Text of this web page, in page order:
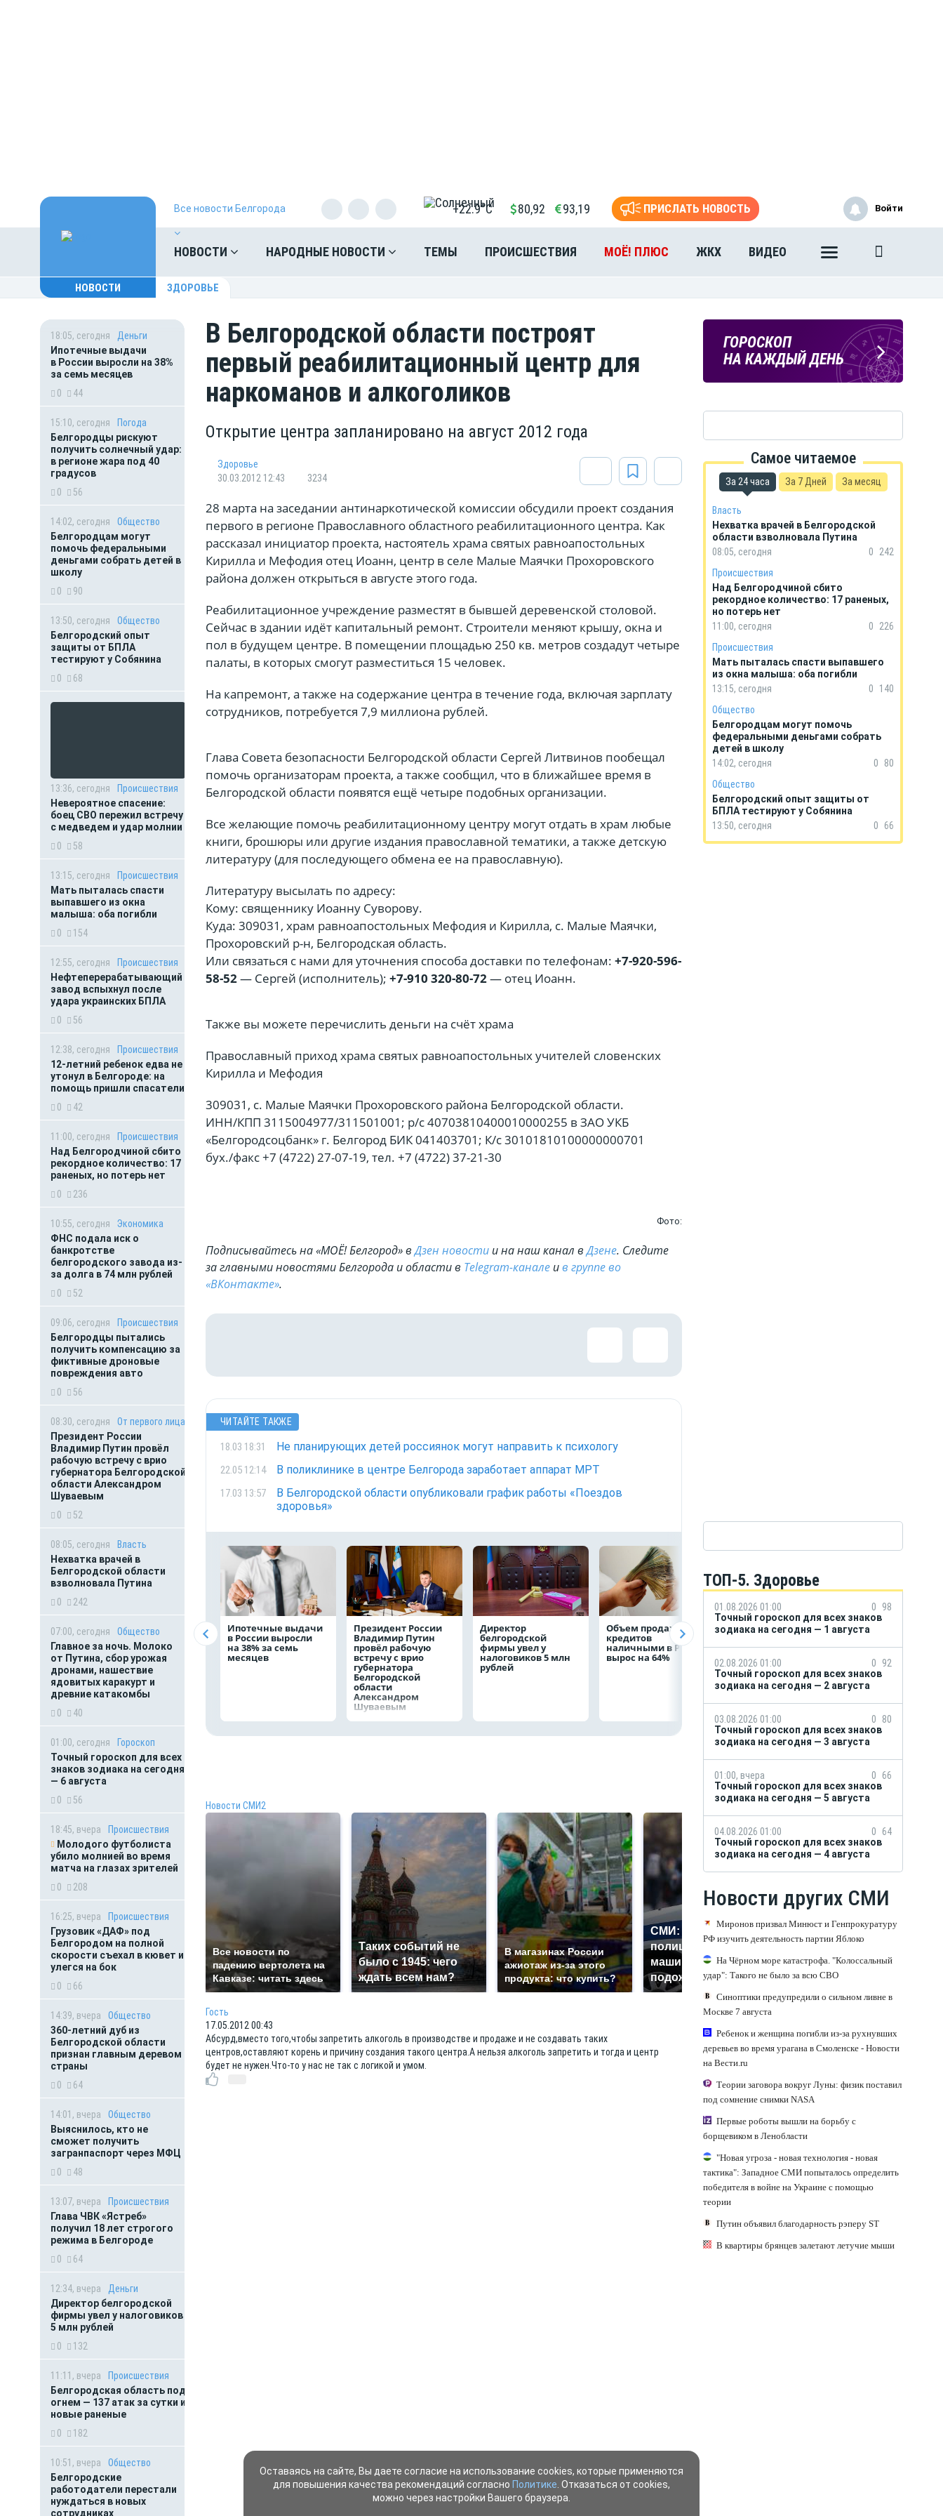
Все новости Белгорода +22.9°C 80,92 93,19 ПРИСЛАТЬ НОВОСТЬ
НОВОСТИ НАРОДНЫЕ НОВОСТИ ТЕМЫ ПРОИСШЕСТВИЯ МОЁ! ПЛЮС ЖКХ ВИДЕО
Войти
НОВОСТИ ЗДОРОВЬЕ
18:05, сегодня
Деньги
Ипотечные выдачи
в России выросли на 38%
за семь месяцев
0
44
15:10, сегодня
Погода
Белгородцы рискуют
получить солнечный удар:
в регионе жара под 40
градусов
0
56
14:02, сегодня
Общество
Белгородцам могут
помочь федеральными
деньгами собрать детей в
школу
0
90
13:50, сегодня
Общество
Белгородский опыт
защиты от БПЛА
тестируют у Собянина
0
68
13:36, сегодня
Происшествия
Невероятное спасение:
боец СВО пережил встречу
с медведем и удар молнии
0
58
13:15, сегодня
Происшествия
Мать пыталась спасти
выпавшего из окна
малыша: оба погибли
0
154
12:55, сегодня
Происшествия
Нефтеперерабатывающий
завод вспыхнул после
удара украинских БПЛА
0
56
12:38, сегодня
Происшествия
12-летний ребенок едва не
утонул в Белгороде: на
помощь пришли спасатели
0
42
11:00, сегодня
Происшествия
Над Белгородчиной сбито
рекордное количество: 17
раненых, но потерь нет
0
236
10:55, сегодня
Экономика
ФНС подала иск о
банкротстве
белгородского завода из-
за долга в 74 млн рублей
0
52
09:06, сегодня
Происшествия
Белгородцы пытались
получить компенсацию за
фиктивные дроновые
повреждения авто
0
56
08:30, сегодня
От первого лица
Президент России
Владимир Путин провёл
рабочую встречу с врио
губернатора Белгородской
области Александром
Шуваевым
0
52
08:05, сегодня
Власть
Нехватка врачей в
Белгородской области
взволновала Путина
0
242
07:00, сегодня
Общество
Главное за ночь. Молоко
от Путина, сбор урожая
дронами, нашествие
ядовитых каракурт и
древние катакомбы
0
40
01:00, сегодня
Гороскоп
Точный гороскоп для всех
знаков зодиака на сегодня
— 6 августа
0
56
18:45, вчера
Происшествия
Молодого футболиста
убило молнией во время
матча на глазах зрителей
0
208
16:25, вчера
Происшествия
Грузовик «ДАФ» под
Белгородом на полной
скорости съехал в кювет и
улегся на бок
0
66
14:39, вчера
Общество
360-летний дуб из
Белгородской области
признан главным деревом
страны
0
64
14:01, вчера
Общество
Выяснилось, кто не
сможет получить
загранпаспорт через МФЦ
0
48
13:07, вчера
Происшествия
Глава ЧВК «Ястреб»
получил 18 лет строгого
режима в Белгороде
0
64
12:34, вчера
Деньги
Директор белгородской
фирмы увел у налоговиков
5 млн рублей
0
132
11:11, вчера
Происшествия
Белгородская область под
огнем — 137 атак за сутки и
новые раненые
0
182
10:51, вчера
Общество
Белгородские
работодатели перестали
нуждаться в новых
сотрудниках
В Белгородской области построят
первый реабилитационный центр для
наркоманов и алкоголиков
Открытие центра запланировано на август 2012 года
Здоровье
30.03.2012 12:43
3234
28 марта на заседании антинаркотической комиссии обсудили проект создания
первого в регионе Православного областного реабилитационного центра. Как
рассказал инициатор проекта, настоятель храма святых равноапостольных
Кирилла и Мефодия отец Иоанн, центр в селе Малые Маячки Прохоровского
района должен открыться в августе этого года.
Реабилитационное учреждение разместят в бывшей деревенской столовой.
Сейчас в здании идёт капитальный ремонт. Строители меняют крышу, окна и
пол в будущем центре. В помещении площадью 250 кв. метров создадут четыре
палаты, в которых смогут разместиться 15 человек.
На капремонт, а также на содержание центра в течение года, включая зарплату
сотрудников, потребуется 7,9 миллиона рублей.
Глава Совета безопасности Белгородской области Сергей Литвинов пообещал
помочь организаторам проекта, а также сообщил, что в ближайшее время в
Белгородской области появятся ещё четыре подобных организации.
Все желающие помочь реабилитационному центру могут отдать в храм любые
книги, брошюры или другие издания православной тематики, а также детскую
литературу (для последующего обмена ее на православную).
Литературу высылать по адресу:
Кому: священнику Иоанну Суворову.
Куда: 309031, храм равноапостольных Мефодия и Кирилла, с. Малые Маячки,
Прохоровский р-н, Белгородская область.
Или связаться с нами для уточнения способа доставки по телефонам: +7-920-596-
58-52— Сергей (исполнитель); +7-910 320-80-72— отец Иоанн.
Также вы можете перечислить деньги на счёт храма
Православный приход храма святых равноапостольных учителей словенских
Кирилла и Мефодия
309031, с. Малые Маячки Прохоровского района Белгородской области.
ИНН/КПП 3115004977/311501001; р/с 40703810400010000255 в ЗАО УКБ
«Белгородсоцбанк» г. Белгород БИК 041403701; К/с 30101810100000000701
бух./факс +7 (4722) 27-07-19, тел. +7 (4722) 37-21-30
Фото:
Подписывайтесь на «МОЁ! Белгород» вДзен новости и на наш канал вДзене. Cледите
за главными новостями Белгорода и области в Telegram-канале ив группе во
«ВКонтакте».
ЧИТАЙТЕ ТАКЖЕ
18.03 18:31 Не планирующих детей россиянок могут направить к психологу
22.05 12:14 В поликлинике в центре Белгорода заработает аппарат МРТ
17.03 13:57
В Белгородской области опубликовали график работы «Поездов
здоровья»
Ипотечные выдачи
в России выросли
на 38% за семь
месяцев
Президент России
Владимир Путин
провёл рабочую
встречу с врио
губернатора
Белгородской
области
Александром
Шуваевым
Директор
белгородской
фирмы увел у
налоговиков 5 млн
рублей
Объем продаж
кредитов
наличными в России
вырос на 64%
Рефинансирование
кредитов в первом
полугодии 2026 года
Казначейство
белгородского
водоканала 122,8
млн в пользу ФРТ
Новости СМИ2
Все новости по
падению вертолета на
Кавказе: читать здесь
Таких событий не
было с 1945: чего
ждать всем нам?
В магазинах России
ажиотаж из-за этого
продукта: что купить?
СМИ: В Химках на
полицейскую
машину напали и
подожгли.
Где будет встреча
президентов США и
России: Европа?
Гость
17.05.2012 00:43
Абсурд,вместо того,чтобы запретить алкоголь в производстве и продаже и не создавать таких
центров,оставляют корень и причину создания такого центра.А нельзя алкоголь запретить и тогда и центр
будет не нужен.Что-то у нас не так с логикой и умом.
ГОРОСКОП
НА КАЖДЫЙ ДЕНЬ
Подпишись
на тг-канал
«МОЁ! Белгород»
ПОГОДА
В БЕЛГОРОДЕ
Самое читаемое
За 24 часа За 7 Дней За месяц
Власть
Нехватка врачей в Белгородской
области взволновала Путина
08:05, сегодня
0
242
Происшествия
Над Белгородчиной сбито
рекордное количество: 17 раненых,
но потерь нет
11:00, сегодня
0
226
Происшествия
Мать пыталась спасти выпавшего
из окна малыша: оба погибли
13:15, сегодня
0
140
Общество
Белгородцам могут помочь
федеральными деньгами собрать
детей в школу
14:02, сегодня
0
80
Общество
Белгородский опыт защиты от
БПЛА тестируют у Собянина
13:50, сегодня
0 66
ТОП-5. Здоровье
01.08.2026 01:00 0
98
Точный гороскоп для всех знаков
зодиака на сегодня — 1 августа
02.08.2026 01:00 0
92
Точный гороскоп для всех знаков
зодиака на сегодня — 2 августа
03.08.2026 01:00 0
80
Точный гороскоп для всех знаков
зодиака на сегодня — 3 августа
01:00, вчера 0
66
Точный гороскоп для всех знаков
зодиака на сегодня — 5 августа
04.08.2026 01:00 0
64
Точный гороскоп для всех знаков
зодиака на сегодня — 4 августа
Новости других СМИ
Миронов призвал Минюст и Генпрокуратуру
РФ изучить деятельность партии Яблоко
На Чёрном море катастрофа. "Колоссальный
удар": Такого не было за всю СВО
Синоптики предупредили о сильном ливне в
Москве 7 августа
Ребенок и женщина погибли из-за рухнувших
деревьев во время урагана в Смоленске - Новости
на Вести.ru
Теории заговора вокруг Луны: физик поставил
под сомнение снимки NASA
Первые роботы вышли на борьбу с
борщевиком в Ленобласти
"Новая угроза - новая технология - новая
тактика": Западное СМИ попыталось определить
победителя в войне на Украине с помощью
теории
Путин объявил благодарность рэперу ST
В квартиры брянцев залетают летучие мыши
Оставаясь на сайте, Вы даете согласие на использование cookies, которые применяются
для повышения качества рекомендаций согласно Политике . Отказаться от cookies,
можно через настройки Вашего браузера.